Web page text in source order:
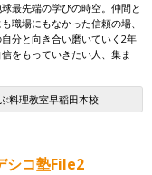
最先端の学びの時空。仲間と
職場にもなかった信頼の場、
分と向き合い磨いていく2年
をもっていきたい人、集ま
料理教室早稲田本校
シコ塾File2